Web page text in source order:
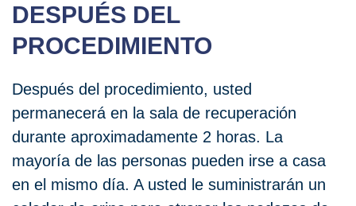
DESPUÉS DEL
PROCEDIMIENTO
Después del procedimiento, usted
permanecerá en la sala de recuperación
durante aproximadamente 2 horas. La
mayoría de las personas pueden irse a casa
en el mismo día. A usted le suministrarán un